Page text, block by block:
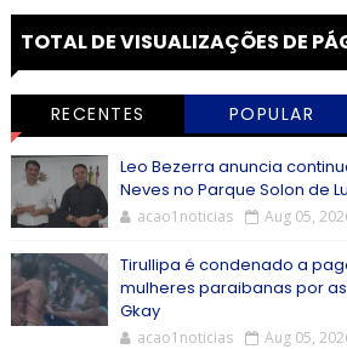
TOTAL DE VISUALIZAÇÕES DE
RECENTES POPULAR
Leo Bezerra anuncia
Neves no Parque Solon de
acao1noticias Aug 05,
Tirullipa é condenado a
mulheres paraibanas por
Gkay
acao1noticias Aug 05,